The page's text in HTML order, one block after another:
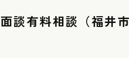
面談有料相談（福井市